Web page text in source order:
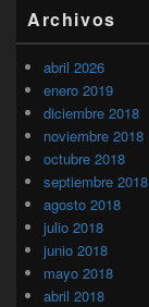
Archivos
abril 2026
enero 2019
diciembre 2018
noviembre 2018
octubre 2018
septiembre 2018
agosto 2018
julio 2018
junio 2018
mayo 2018
abril 2018